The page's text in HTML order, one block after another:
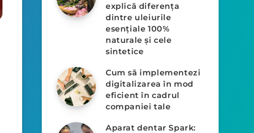
explică diferența
dintre uleiurile
esențiale 100%
naturale și cele
sintetice
Cum să implementezi
digitalizarea în mod
eficient în cadrul
companiei tale
Aparat dentar Spark: